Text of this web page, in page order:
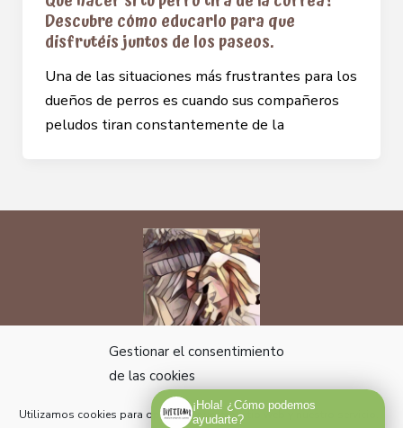
Gestionar el consentimiento
de las cookies
Utilizamos cookies para optimizar nuestro sitio web y nuestro servicio.
Descubre cómo educarlo para que
disfrutéis juntos de los paseos.
Una de las situaciones más frustrantes para los
dueños de perros es cuando sus compañeros
peludos tiran constantemente de la
Sígueme
¡Hola! ¿Cómo podemos
ayudarte?